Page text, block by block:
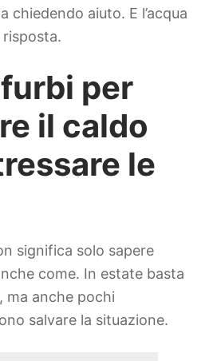
chiedendo aiuto. E l’acqua
per
il caldo
le
significa solo sapere
come. In estate basta
ma anche pochi
salvare la situazione.